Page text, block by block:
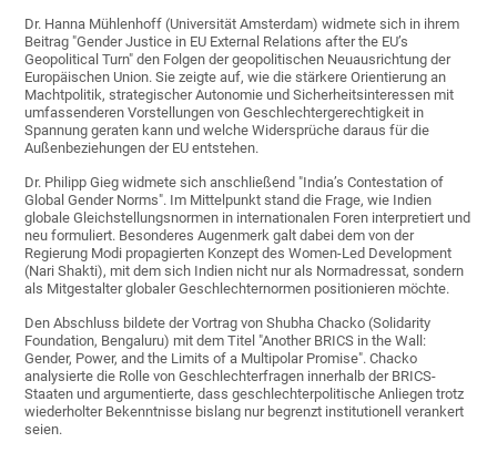
Dr. Hanna Mühlenhoff (Universität Amsterdam) widmete sich in ihrem
Beitrag "Gender Justice in EU External Relations after the EU’s
Geopolitical Turn" den Folgen der geopolitischen Neuausrichtung der
Europäischen Union. Sie zeigte auf, wie die stärkere Orientierung an
Machtpolitik, strategischer Autonomie und Sicherheitsinteressen mit
umfassenderen Vorstellungen von Geschlechtergerechtigkeit in
Spannung geraten kann und welche Widersprüche daraus für die
Außenbeziehungen der EU entstehen.
Dr. Philipp Gieg widmete sich anschließend "India’s Contestation of
Global Gender Norms". Im Mittelpunkt stand die Frage, wie Indien
globale Gleichstellungsnormen in internationalen Foren interpretiert und
neu formuliert. Besonderes Augenmerk galt dabei dem von der
Regierung Modi propagierten Konzept des Women-Led Development
(Nari Shakti), mit dem sich Indien nicht nur als Normadressat, sondern
als Mitgestalter globaler Geschlechternormen positionieren möchte.
Den Abschluss bildete der Vortrag von Shubha Chacko (Solidarity
Foundation, Bengaluru) mit dem Titel "Another BRICS in the Wall:
Gender, Power, and the Limits of a Multipolar Promise". Chacko
analysierte die Rolle von Geschlechterfragen innerhalb der BRICS-
Staaten und argumentierte, dass geschlechterpolitische Anliegen trotz
wiederholter Bekenntnisse bislang nur begrenzt institutionell verankert
seien.